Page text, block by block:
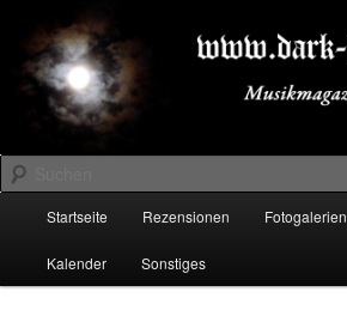
primären
Inhalt
springen
sekundären
Inhalt
springenDARK-FESTIVALS.DE
Suchen
Startseite Rezensionen Fotogalerien
Kalender Sonstiges